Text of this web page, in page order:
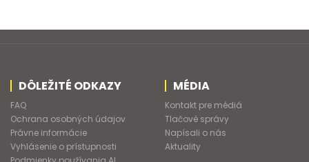
DÔLEŽITÉ ODKAZY
FAQ
Ochrana osobných údajov
Právne informácie
Vyhlásenie o prístupnosti
MÉDIA
Kontakt pre médiá
Tlačové správy
Napísali o nás
Aktuality